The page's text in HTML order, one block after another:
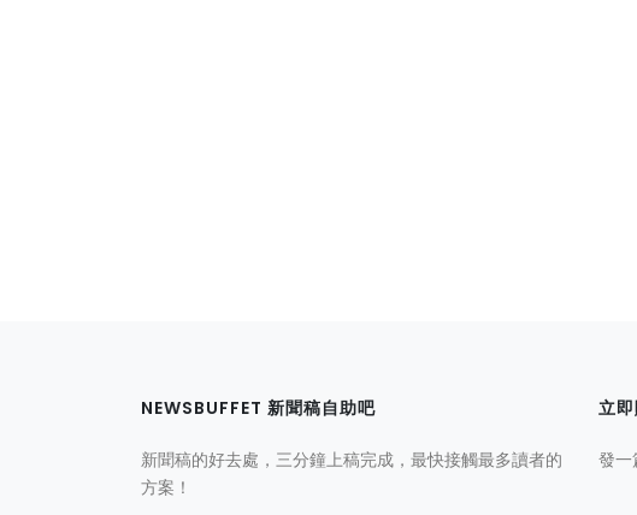
NEWSBUFFET 新聞稿自助吧
新聞稿的好去處，三分鐘上稿完成，最快接觸最多讀者的
方案！
立
發一